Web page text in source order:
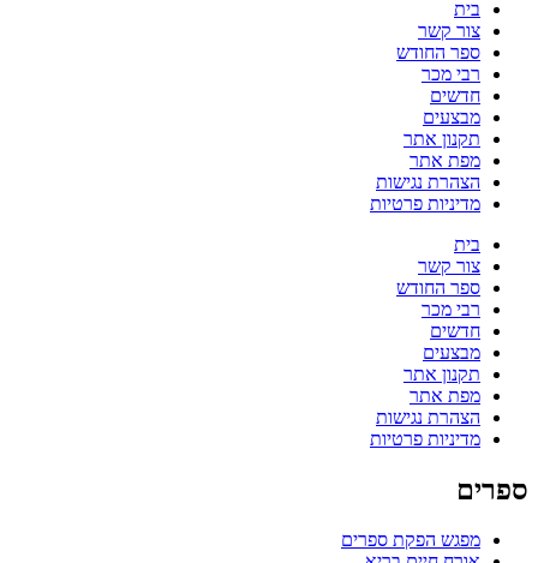
בית
צור קשר
ספר החודש
רבי מכר
חדשים
מבצעים
תקנון אתר
מפת אתר
הצהרת נגישות
מדיניות פרטיות
בית
צור קשר
ספר החודש
רבי מכר
חדשים
מבצעים
תקנון אתר
מפת אתר
הצהרת נגישות
מדיניות פרטיות
ספרים
מפגש הפקת ספרים